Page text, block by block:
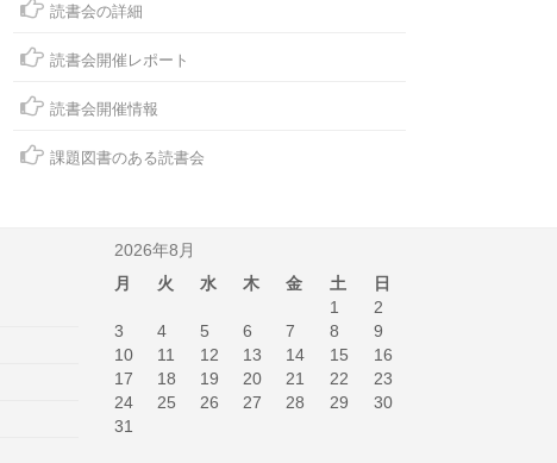
読書会の詳細
読書会開催レポート
読書会開催情報
課題図書のある読書会
2026年8月
月
火 水 木 金 土
日
1
2
3
4 5 6 7 8
9
10
11 12 13 14 15
16
17
18 19 20 21 22
23
24
25 26 27 28 29
30
31